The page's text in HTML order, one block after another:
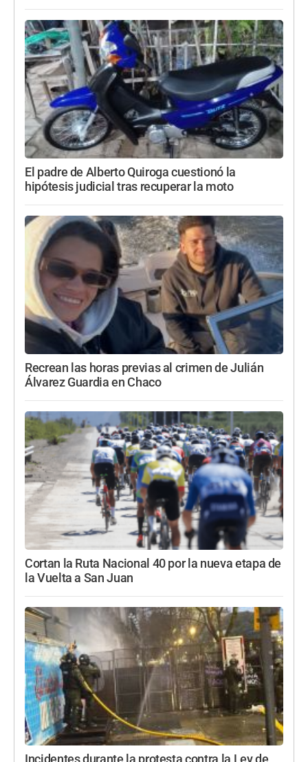
El padre de Alberto Quiroga cuestionó la
hipótesis judicial tras recuperar la moto
Recrean las horas previas al crimen de Julián
Álvarez Guardia en Chaco
Cortan la Ruta Nacional 40 por la nueva etapa de
la Vuelta a San Juan
Incidentes durante la protesta contra la Ley de